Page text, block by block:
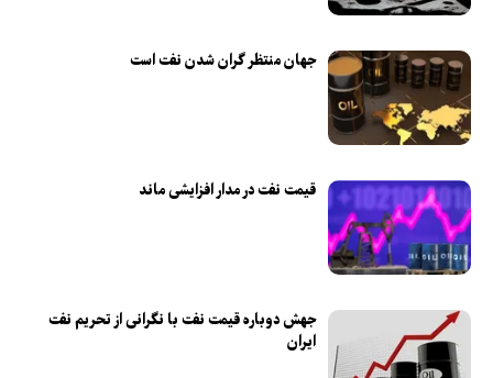
جهان منتظر گران شدن نفت است
قیمت نفت در مدار افزایشی ماند
جهش دوباره قیمت نفت با نگرانی از تحریم نفت
ایران